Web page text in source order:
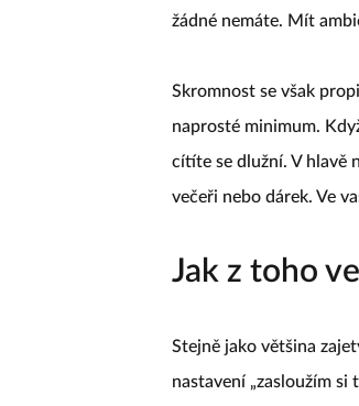
žádné nemáte. Mít
Skromnost se však
naprosté minimum.
cítíte se dlužní. V hlavě
večeři nebo dárek. Ve
Jak z toho
Stejně jako většina
nastavení „zasloužím